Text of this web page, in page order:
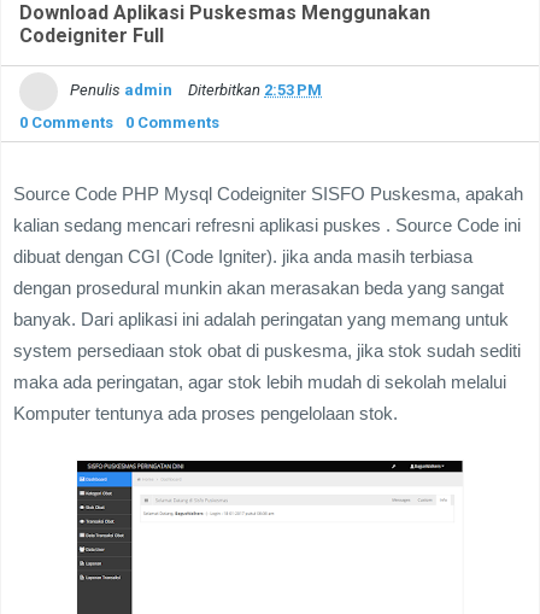
Download Aplikasi Puskesmas Menggunakan
Codeigniter Full
Penulis admin Diterbitkan 2:53 PM
0 Comments
0 Comments
Source Code PHP Mysql Codeigniter SISFO Puskesma, apakah
kalian sedang mencari refresni aplikasi puskes . Source Code ini
dibuat dengan CGI (Code Igniter). jika anda masih terbiasa
dengan prosedural munkin akan merasakan beda yang sangat
banyak. Dari aplikasi ini adalah peringatan yang memang untuk
system persediaan stok obat di puskesma, jika stok sudah sediti
maka ada peringatan, agar stok lebih mudah di sekolah melalui
Komputer tentunya ada proses pengelolaan stok.